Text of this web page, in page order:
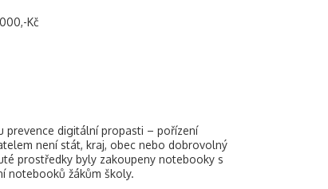
Kč
prevence digitální propasti – pořízení
není stát, kraj, obec nebo dobrovolný
prostředky byly zakoupeny notebooky s
notebooků žákům školy.